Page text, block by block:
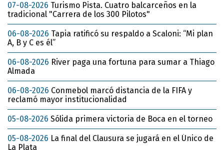
07-08-2026 Turismo Pista. Cuatro balcarceños en la
tradicional "Carrera de los 300 Pilotos"
06-08-2026 Tapia ratificó su respaldo a Scaloni: “Mi plan
A, B y C es él”
06-08-2026 River paga una fortuna para sumar a Thiago
Almada
06-08-2026 Conmebol marcó distancia de la FIFA y
reclamó mayor institucionalidad
05-08-2026 Sólida primera victoria de Boca en el torneo
05-08-2026 La final del Clausura se jugará en el Único de
La Plata